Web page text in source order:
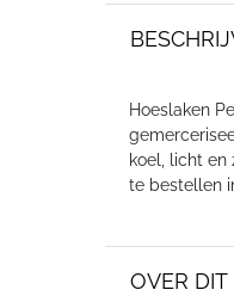
Hoeslaken
koel, licht en
te bestellen
OVER